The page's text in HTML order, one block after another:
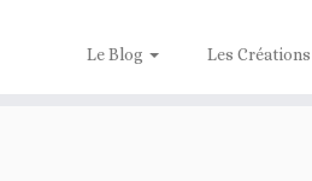
Le Blog Les Créations